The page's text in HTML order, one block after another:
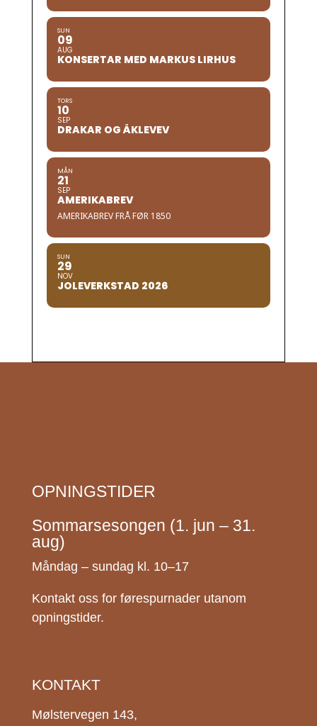
SUN
09
AUG
KONSERTAR MED MARKUS LIRHUS
TORS
10
SEP
DRAKAR OG ÅKLEVEV
MÅN
21
SEP
AMERIKABREV
AMERIKABREV FRÅ FØR 1850
SUN
29
NOV
JOLEVERKSTAD 2026
OPNINGSTIDER
Sommarsesongen (1. jun – 31.
aug)
Måndag – sundag kl. 10–17
Kontakt oss for førespurnader utanom
opningstider.
KONTAKT
Mølstervegen 143,